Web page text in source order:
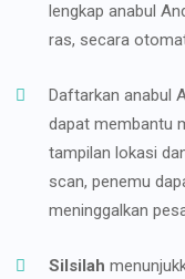
lengkap anabul
ras, secara
Daftarkan anabul
dapat membantu
tampilan lokasi
scan, penemu
meninggalkan
Silsilah